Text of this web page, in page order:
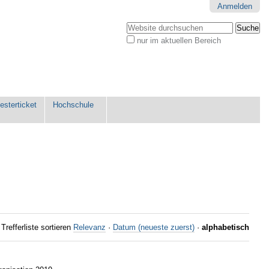
Anmelden
Website durchsuchen
nur im aktuellen Bereich
Hochschule
Trefferliste sortieren Relevanz · Datum (neueste zuerst) · alphabetisch